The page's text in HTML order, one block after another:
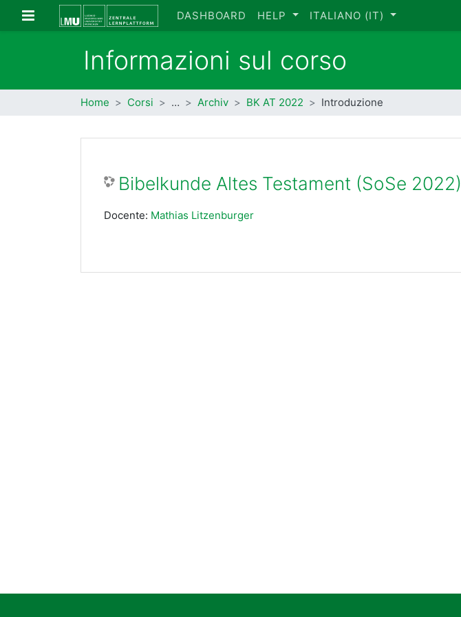
Vai al contenuto principale
Pannello laterale DASHBOARD HELP ITALIANO ‎(IT)‎
Informazioni sul corso
Home Corsi … Archiv BK AT 2022 Introduzione
Bibelkunde Altes Testament (SoSe 2022)
Docente: Mathias Litzenburger